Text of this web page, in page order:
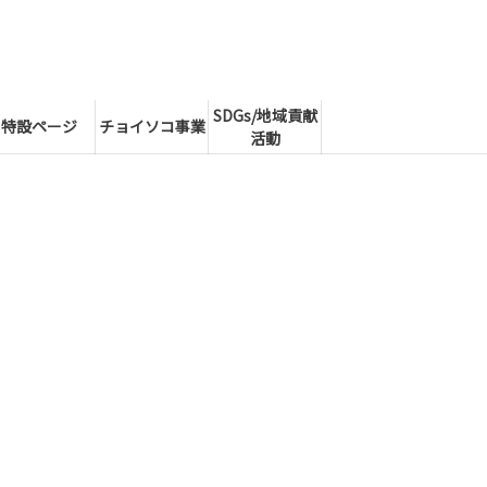
特設ページ チョイソコ事業 SDGs/地域貢献
活動